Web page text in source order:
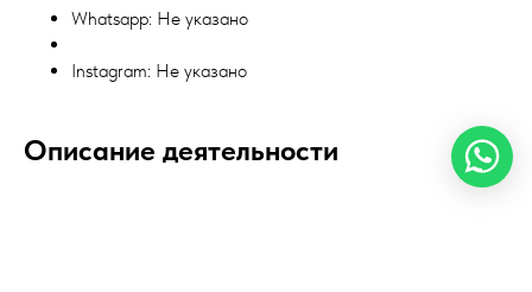
Whatsapp: Не указано
Instagram: Не указано
Описание деятельности